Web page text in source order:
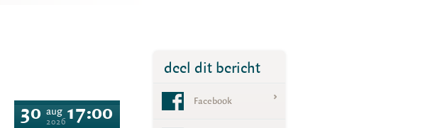
30 aug
202617:00
deel dit bericht
Facebook